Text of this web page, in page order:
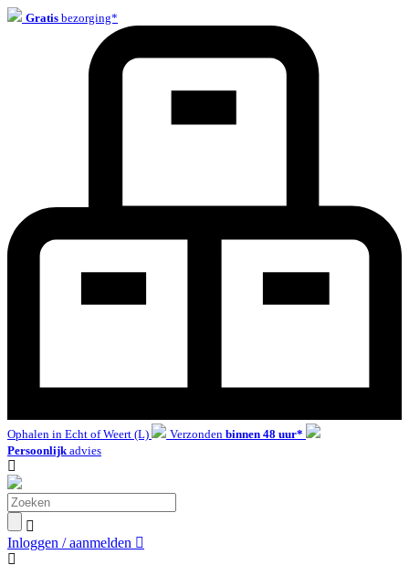
Gratis bezorging*
Ophalen in Echt of Weert (L) Verzonden binnen 48 uur*
Persoonlijkadvies
Inloggen / aanmelden